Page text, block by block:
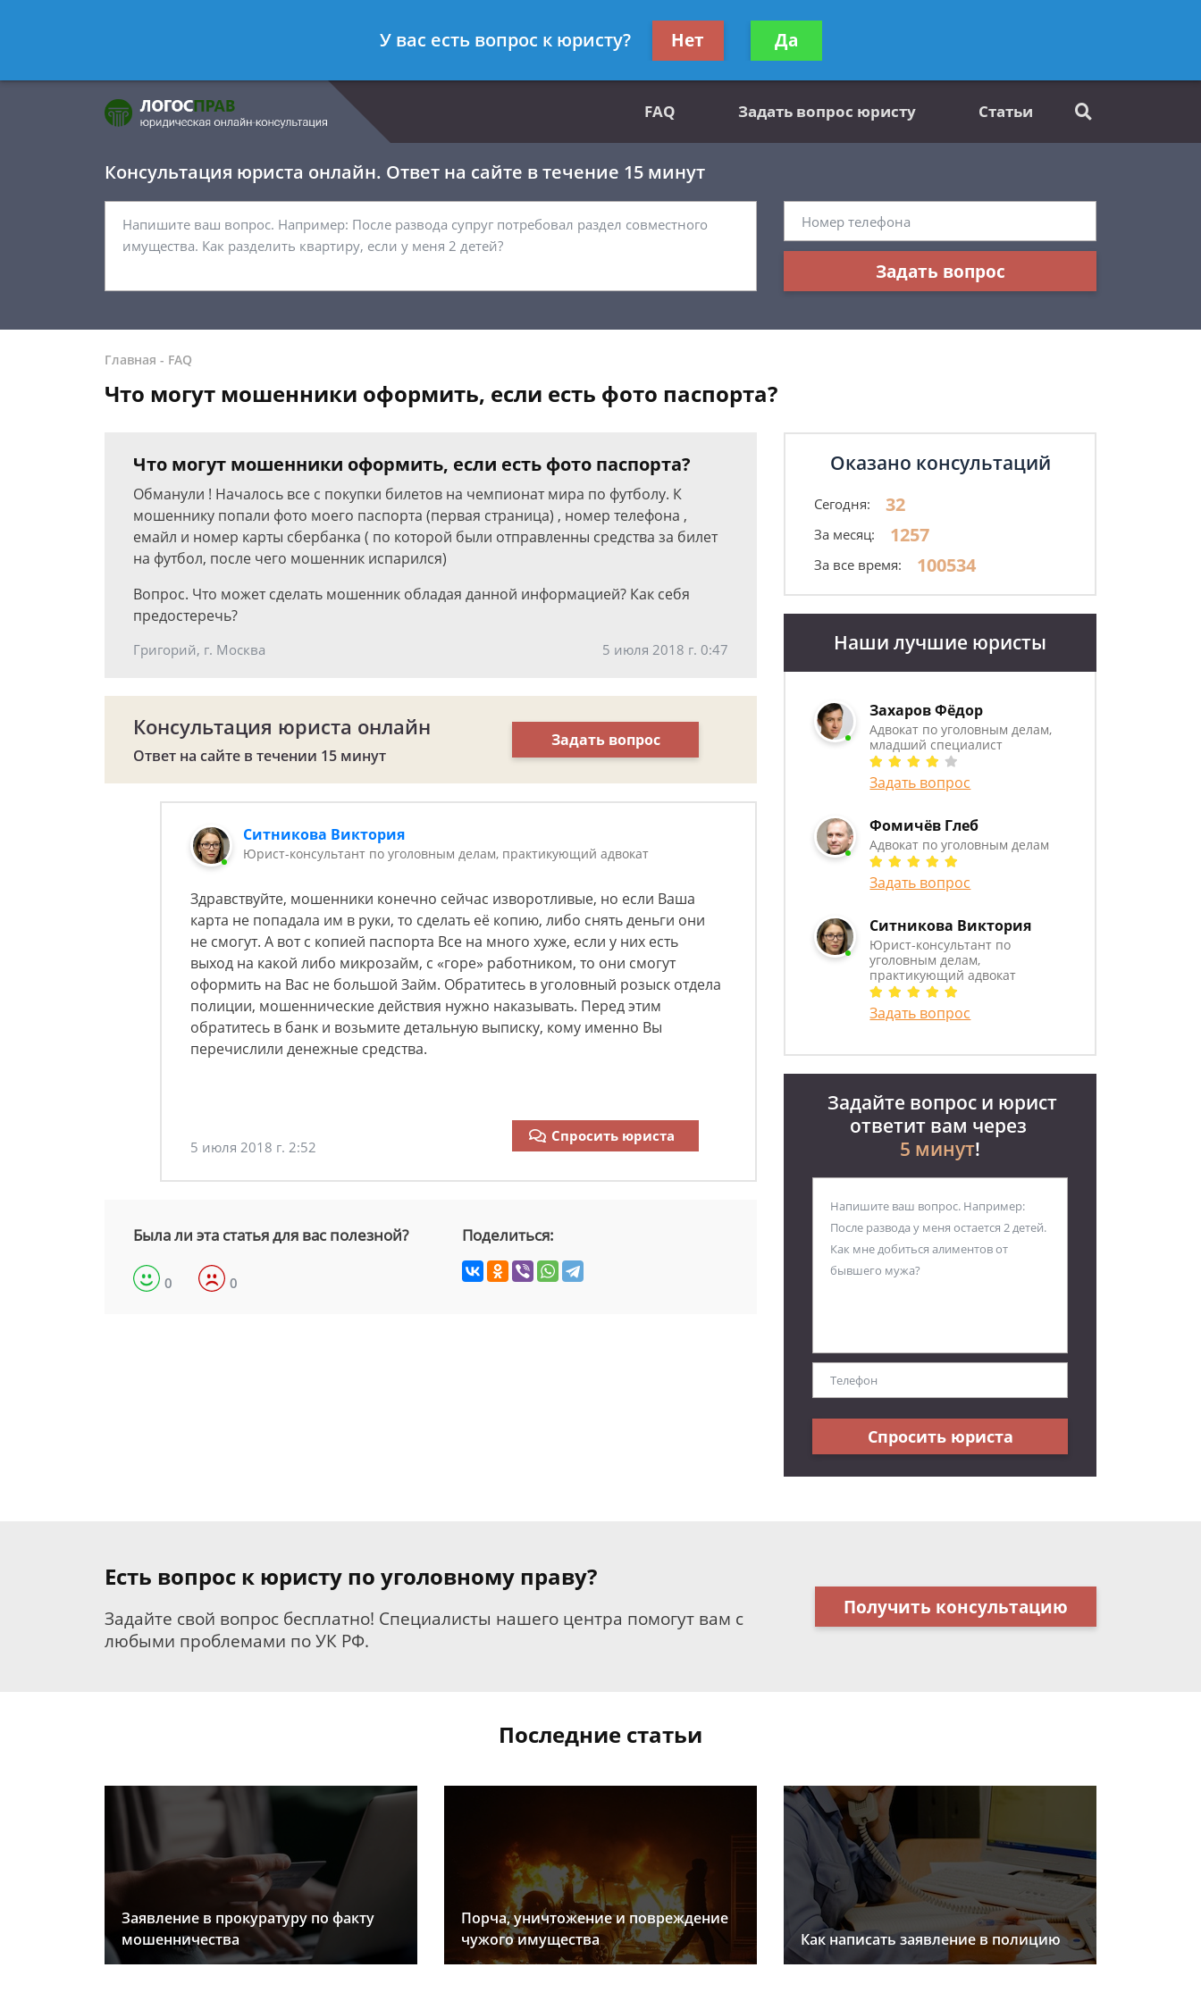
- Адвокат по уголовным делам
Получите консультацию
бесплатно
FAQ Задать вопрос юристу Статьи
Консультация юриста онлайн. Ответ на сайте в течение 15 минут
Задать вопрос
Главная - FAQ
Что могут мошенники оформить, если есть фото паспорта?
Что могут мошенники оформить, если есть фото паспорта?
Обманули ! Началось все с покупки билетов на чемпионат мира по футболу. К
мошеннику попали фото моего паспорта (первая страница) , номер телефона ,
емайл и номер карты сбербанка ( по которой были отправленны средства за билет
на футбол, после чего мошенник испарился)
Вопрос. Что может сделать мошенник обладая данной информацией? Как себя
предостеречь?
Григорий, г. Москва 5 июля 2018 г. 0:47
Консультация юриста онлайн
Ответ на сайте в течении 15 минут
Задать вопрос
Ситникова Виктория
Юрист-консультант по уголовным делам, практикующий адвокат
Здравствуйте, мошенники конечно сейчас изворотливые, но если Ваша
карта не попадала им в руки, то сделать её копию, либо снять деньги они
не смогут. А вот с копией паспорта Все на много хуже, если у них есть
выход на какой либо микрозайм, с «горе» работником, то они смогут
оформить на Вас не большой Займ. Обратитесь в уголовный розыск отдела
полиции, мошеннические действия нужно наказывать. Перед этим
обратитесь в банк и возьмите детальную выписку, кому именно Вы
перечислили денежные средства.
5 июля 2018 г. 2:52
Спросить юриста
Была ли эта статья для вас полезной?
0 0
Поделиться:
Оказано консультаций
Сегодня: 32
За месяц: 1257
За все время: 100534
Наши лучшие юристы
Захаров Фёдор
Адвокат по уголовным делам,
младший специалист
Задать вопрос
Фомичёв Глеб
Адвокат по уголовным делам
Задать вопрос
Ситникова Виктория
Юрист-консультант по
уголовным делам,
практикующий адвокат
Задать вопрос
Задайте вопрос и юрист
ответит вам через
5 минут!
Спросить юриста
Есть вопрос к юристу по уголовному праву?
Задайте свой вопрос бесплатно! Специалисты нашего центра помогут вам с
любыми проблемами по УК РФ.
Получить консультацию
Последние статьи
Заявление в прокуратуру по факту
мошенничества
Порча, уничтожение и повреждение
чужого имущества
Как написать заявление в полицию
У вас есть вопрос к юристу? Нет Да